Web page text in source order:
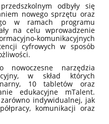
odbyły się
nowego sprzętu oraz
w ramach programu
na celu wprowadzenie
komunikacyjnych
cyfrowych w sposób
nowoczesne narzędzia
w skład których
10 tabletów oraz
edukacyjne mTalent.
indywidualnej, jak
komunikacji oraz